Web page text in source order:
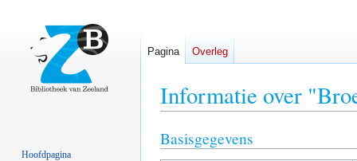
Informatie over
Naar
navigatie
Naar
zoeken
Basisgegevens
Pagina Overleg
Hoofdpagina